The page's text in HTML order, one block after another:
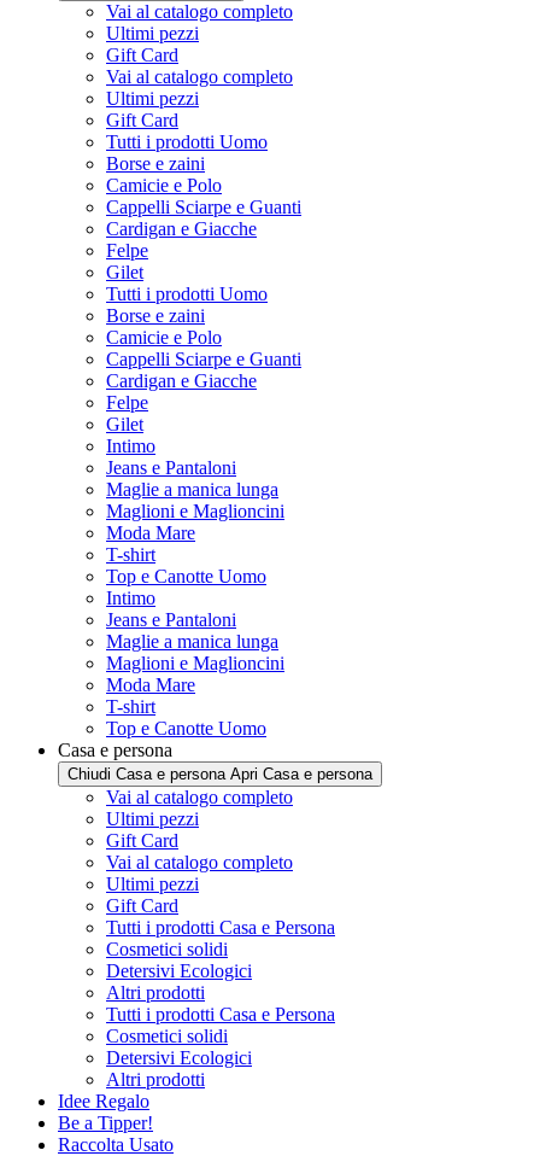
Vai al catalogo completo
Ultimi pezzi
Gift Card
Vai al catalogo completo
Ultimi pezzi
Gift Card
Tutti i prodotti Uomo
Borse e zaini
Camicie e Polo
Cappelli Sciarpe e Guanti
Cardigan e Giacche
Felpe
Gilet
Tutti i prodotti Uomo
Borse e zaini
Camicie e Polo
Cappelli Sciarpe e Guanti
Cardigan e Giacche
Felpe
Gilet
Intimo
Jeans e Pantaloni
Maglie a manica lunga
Maglioni e Maglioncini
Moda Mare
T-shirt
Top e Canotte Uomo
Intimo
Jeans e Pantaloni
Maglie a manica lunga
Maglioni e Maglioncini
Moda Mare
T-shirt
Top e Canotte Uomo
Casa e persona
Chiudi Casa e persona Apri Casa e persona
Vai al catalogo completo
Ultimi pezzi
Gift Card
Vai al catalogo completo
Ultimi pezzi
Gift Card
Tutti i prodotti Casa e Persona
Cosmetici solidi
Detersivi Ecologici
Altri prodotti
Tutti i prodotti Casa e Persona
Cosmetici solidi
Detersivi Ecologici
Altri prodotti
Idee Regalo
Be a Tipper!
Raccolta Usato